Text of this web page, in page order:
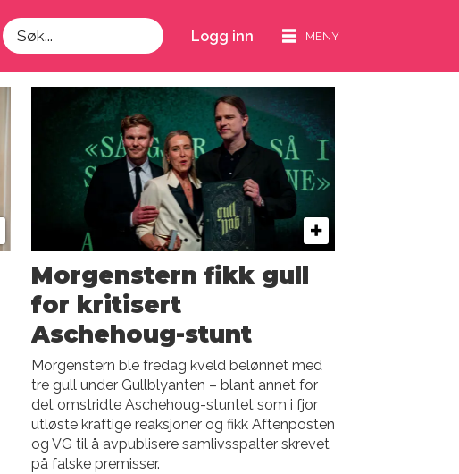
Søk
Logg inn
Morgenstern fikk gull
for kritisert
Aschehoug-stunt
Morgenstern ble fredag kveld belønnet med
tre gull under Gullblyanten – blant annet for
det omstridte Aschehoug-stuntet som i fjor
utløste kraftige reaksjoner og fikk Aftenposten
og VG til å avpublisere samlivsspalter skrevet
på falske premisser.